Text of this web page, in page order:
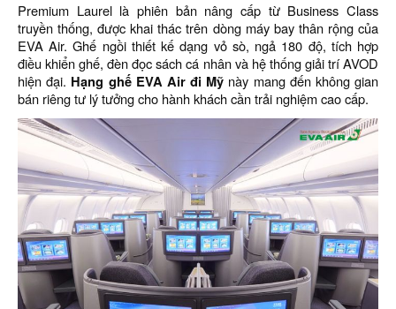
Premium Laurel là phiên bản nâng cấp từ Business Class
truyền thống, được khai thác trên dòng máy bay thân rộng của
EVA Air. Ghế ngồi thiết kế dạng vỏ sò, ngả 180 độ, tích hợp
điều khiển ghế, đèn đọc sách cá nhân và hệ thống giải trí AVOD
hiện đại. Hạng ghế EVA Air đi Mỹ này mang đến không gian
bán riêng tư lý tưởng cho hành khách cần trải nghiệm cao cấp.